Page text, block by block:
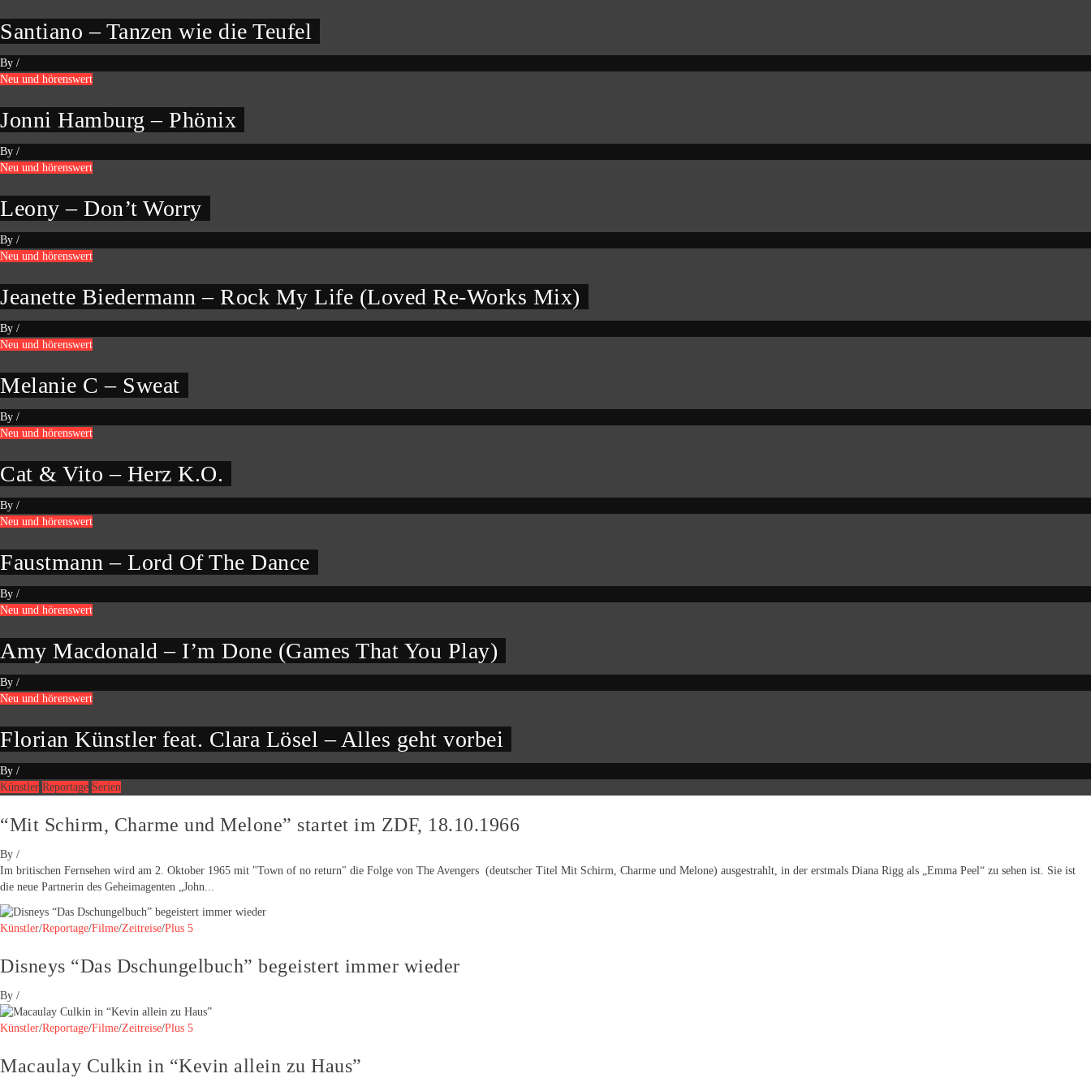
Santiano – Tanzen wie die Teufel
By /
Neu und hörenswert
Jonni Hamburg – Phönix
By /
Neu und hörenswert
Leony – Don’t Worry
By /
Neu und hörenswert
Jeanette Biedermann – Rock My Life (Loved Re-Works Mix)
By /
Neu und hörenswert
Melanie C – Sweat
By /
Neu und hörenswert
Cat & Vito – Herz K.O.
By /
Neu und hörenswert
Faustmann – Lord Of The Dance
By /
Neu und hörenswert
Amy Macdonald – I’m Done (Games That You Play)
By /
Neu und hörenswert
Florian Künstler feat. Clara Lösel – Alles geht vorbei
By /
Künstler Reportage Serien
“Mit Schirm, Charme und Melone” startet im ZDF, 18.10.1966
By /
Im britischen Fernsehen wird am 2. Oktober 1965 mit "Town of no return" die Folge von The Avengers (deutscher Titel Mit Schirm, Charme und Melone) ausgestrahlt, in der erstmals Diana Rigg als „Emma Peel“ zu sehen ist. Sie ist
die neue Partnerin des Geheimagenten „John...
Künstler/Reportage/Filme/Zeitreise/Plus 5
Disneys “Das Dschungelbuch” begeistert immer wieder
By /
Künstler/Reportage/Filme/Zeitreise/Plus 5
Macaulay Culkin in “Kevin allein zu Haus”